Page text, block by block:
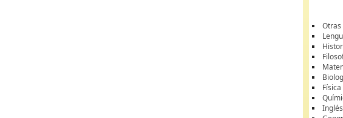
Física
Inglés